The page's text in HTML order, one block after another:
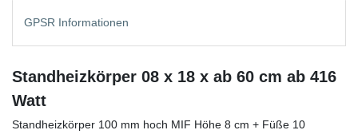
GPSR Informationen
Standheizkörper 08 x 18 x ab 60 cm ab 416
Watt
Standheizkörper 100 mm hoch MIF Höhe 8 cm + Füße 10